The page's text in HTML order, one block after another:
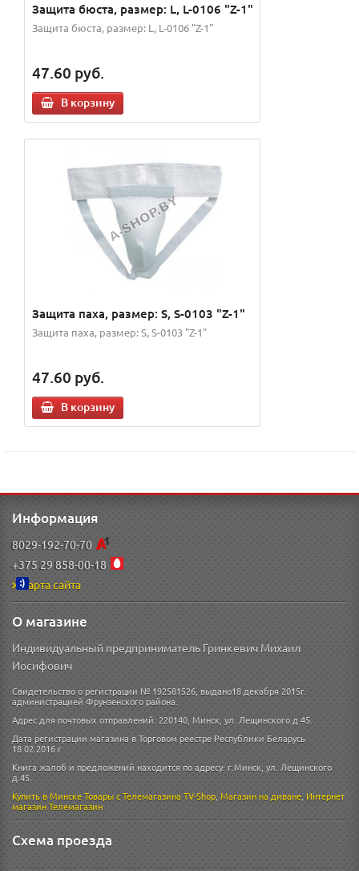
Защита бюста, размер: L, L-0106 "Z-1"
Защита бюста, размер: L, L-0106 "Z-1"
47.60 руб.
В корзину
Защита паха, размер: S, S-0103 "Z-1"
Защита паха, размер: S, S-0103 "Z-1"
47.60 руб.
В корзину
Информация
8029-192-70-70
+375 29 858-00-18
Карта сайта
О магазине
Индивидуальный предприниматель Гринкевич Михаил
Иосифович
Свидетельство о регистрации № 192581526, выдано18 декабря 2015г.
администрацией Фрунзенского района.
Адрес для почтовых отправлений: 220140, Минск, ул. Лещинского д 45.
Дата регистрации магазина в Торговом реестре Республики Беларусь
18.02.2016 г
Книга жалоб и предложений находится по адресу: г.Минск, ул. Лещинского
д.45.
Купить в МинскеТовары с Телемагазина TV-Shop,Магазин на диване,Интернет
магазинТелемагазин
Схема проезда